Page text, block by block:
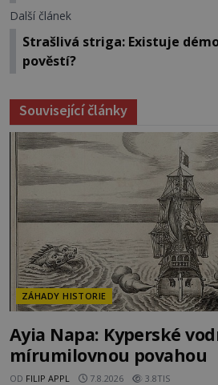
Další článek
Strašlivá striga: Existuje
pověstí?
Související články
ZÁHADY HISTORIE
Ayia Napa: Kyperské
mírumilovnou povahou
OD FILIP APPL 7.8.2026 3.8TIS